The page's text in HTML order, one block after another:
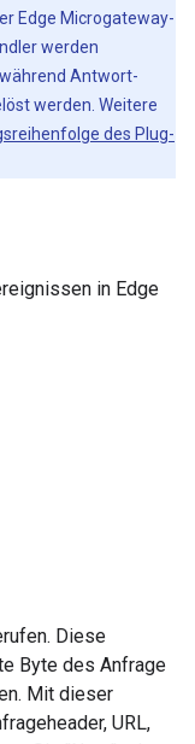
Edge Microgateway-
werden
Antwort-
werden. Weitere
des Plug-
in Edge
Diese
Byte des Anfrage
Mit dieser
URL,